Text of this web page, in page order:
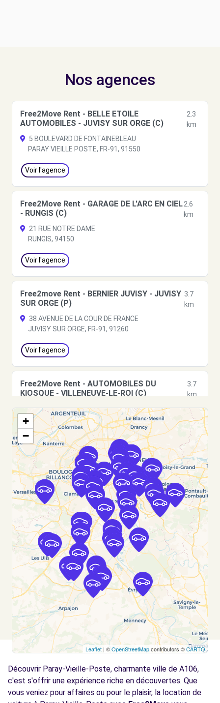
Nos agences
Free2Move Rent - BELLE ETOILE
AUTOMOBILES - JUVISY SUR ORGE (C)
2.3
km
5 BOULEVARD DE FONTAINEBLEAU
PARAY VIEILLE POSTE, FR-91, 91550
Voir l'agence
Free2Move Rent - GARAGE DE L'ARC EN CIEL
- RUNGIS (C)
2.6
km
21 RUE NOTRE DAME
RUNGIS, 94150
Voir l'agence
Free2move Rent - BERNIER JUVISY - JUVISY
SUR ORGE (P)
3.7
km
38 AVENUE DE LA COUR DE FRANCE
JUVISY SUR ORGE, FR-91, 91260
Voir l'agence
Free2Move Rent - AUTOMOBILES DU
KIOSQUE - VILLENEUVE-LE-ROI (C)
3.7
km
13 PLACE AMEDEE SOUPAULT
VILLENEUVE-LE-ROI, 94290
Voir l'agence
Free2move Rent - BELLE ETOILE
AUTOMOBILES - JUVISY SUR ORGE (D)
4.1
km
AVENUE DE LA COUR DE FRANCE
JUVISY SUR ORGE, 91260
Voir l'agence
Free2Move Rent - GARAGE DUPLEIX -
CHOISY-LE-ROI (C)
4.7
80 AVENUE ANATOLE FRANCE
CHOISY-LE-ROI, 94600
Voir l'agence
Free2Move Rent - GARAGE DES SPORTS -
5.1
km
141 ROUTE NATIONALE 7
VIRY-CHATILLON, 91170
+
−
Leaflet | ©OpenStreetMapcontributors ©CARTO
Découvrir Paray-Vieille-Poste, charmante ville de A106,
c'est s'offrir une expérience riche en découvertes. Que
vous veniez pour affaires ou pour le plaisir, la location de